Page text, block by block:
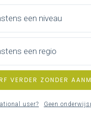
23 januari 2026
een niveau
een regio
VERDER ZONDER
user? Geen